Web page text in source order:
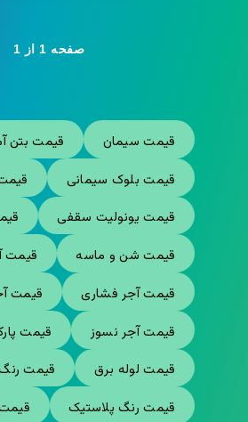
صفحه 1 از 1
قیمت سیمان
قیمت بتن
قیمت بلوک سیمانی
قیمت یونولیت سقفی
قیمت شن و ماسه
قیمت
قیمت آجر فشاری
قیمت
قیمت آجر نسوز
قیمت
قیمت لوله برق
قیمت
قیمت رنگ پلاستیک